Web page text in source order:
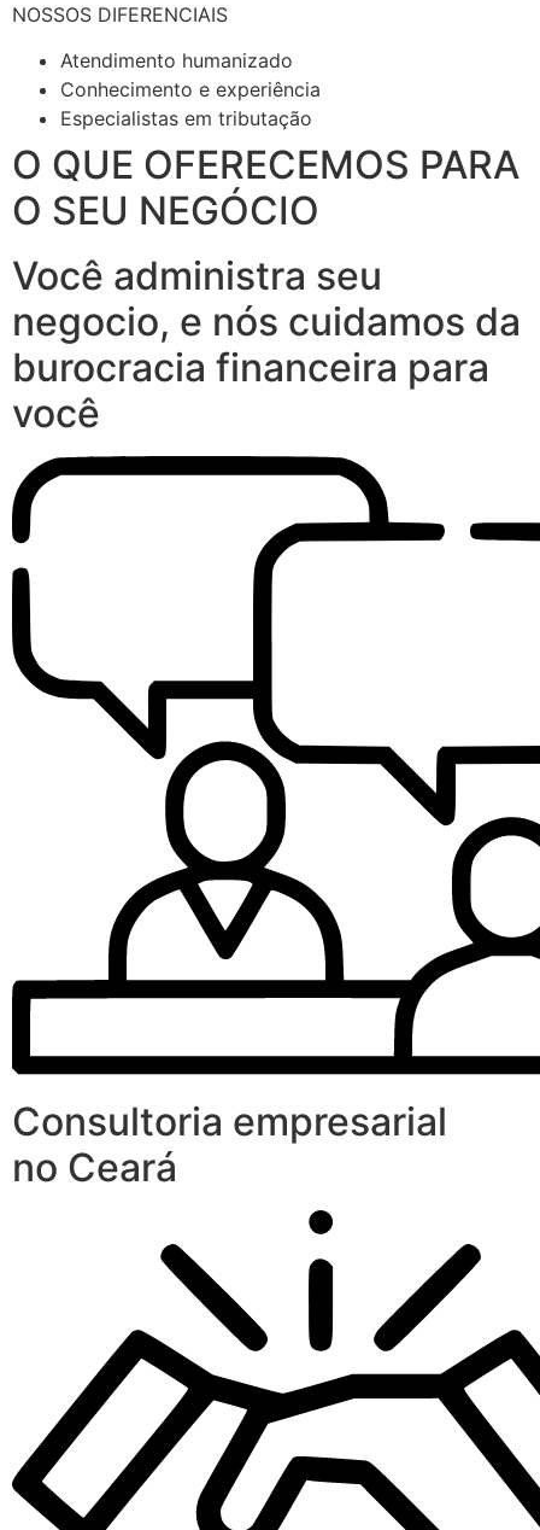
NOSSOS DIFERENCIAIS
Atendimento humanizado
Conhecimento e experiência
Especialistas em tributação
O QUE OFERECEMOS PARA
O SEU NEGÓCIO
Você administra seu
negocio, e nós cuidamos da
burocracia financeira para
você
Consultoria empresarial
no Ceará